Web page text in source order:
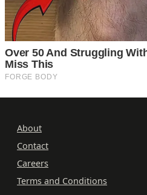
About
Contact
Careers
Terms and Conditions